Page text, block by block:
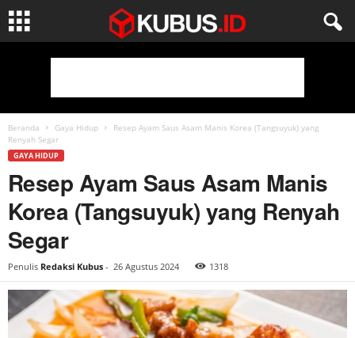
Beranda Gaya Hidup
Resep Ayam Saus Asam Manis Korea (Tangsuyuk) yang
Renyah Segar
GAYA HIDUP
Resep Ayam Saus Asam Manis
Korea (Tangsuyuk) yang Renyah
Segar
Penulis Redaksi Kubus - 26 Agustus 2024 1318